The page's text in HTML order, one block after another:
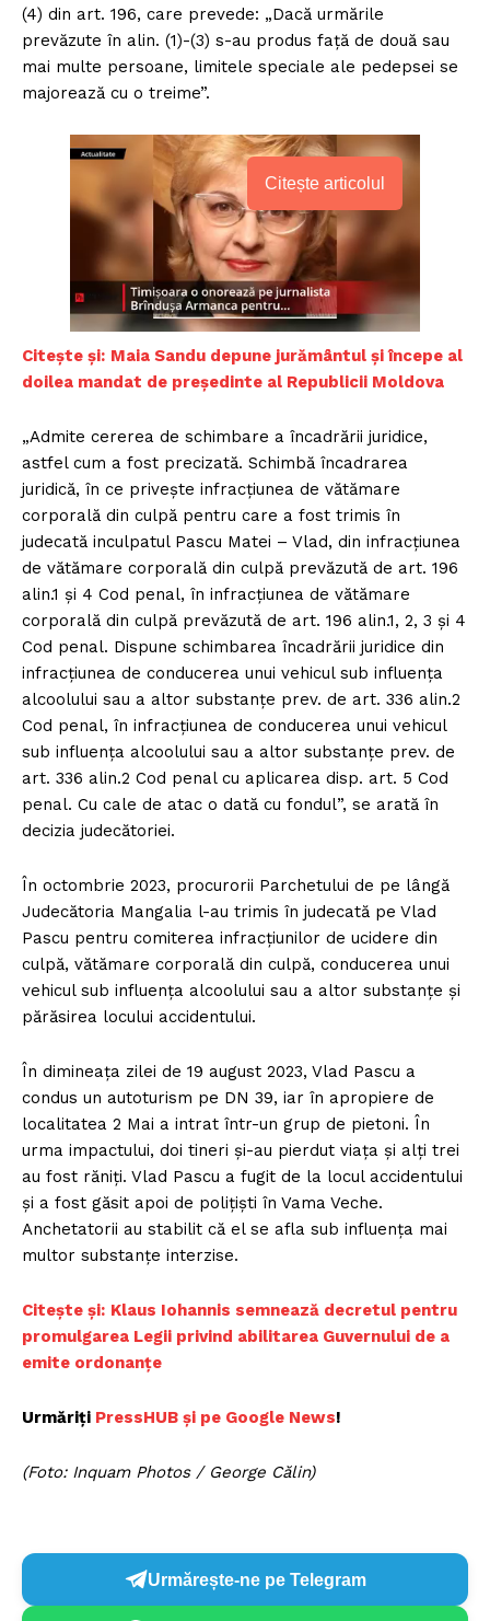
(4) din art. 196, care prevede: „Dacă urmările
prevăzute în alin. (1)-(3) s-au produs faţă de două sau
mai multe persoane, limitele speciale ale pedepsei se
majorează cu o treime”.
Citește articolul
Citește și: Maia Sandu depune jurământul și începe al
doilea mandat de președinte al Republicii Moldova
„Admite cererea de schimbare a încadrării juridice,
astfel cum a fost precizată. Schimbă încadrarea
juridică, în ce priveşte infracţiunea de vătămare
corporală din culpă pentru care a fost trimis în
judecată inculpatul Pascu Matei – Vlad, din infracţiunea
de vătămare corporală din culpă prevăzută de art. 196
alin.1 şi 4 Cod penal, în infracţiunea de vătămare
corporală din culpă prevăzută de art. 196 alin.1, 2, 3 şi 4
Cod penal. Dispune schimbarea încadrării juridice din
infracţiunea de conducerea unui vehicul sub influenţa
alcoolului sau a altor substanţe prev. de art. 336 alin.2
Cod penal, în infracţiunea de conducerea unui vehicul
sub influenţa alcoolului sau a altor substanţe prev. de
art. 336 alin.2 Cod penal cu aplicarea disp. art. 5 Cod
penal. Cu cale de atac o dată cu fondul”, se arată în
decizia judecătoriei.
În octombrie 2023, procurorii Parchetului de pe lângă
Judecătoria Mangalia l-au trimis în judecată pe Vlad
Pascu pentru comiterea infracţiunilor de ucidere din
culpă, vătămare corporală din culpă, conducerea unui
vehicul sub influenţa alcoolului sau a altor substanţe şi
părăsirea locului accidentului.
În dimineaţa zilei de 19 august 2023, Vlad Pascu a
condus un autoturism pe DN 39, iar în apropiere de
localitatea 2 Mai a intrat într-un grup de pietoni. În
urma impactului, doi tineri şi-au pierdut viaţa şi alţi trei
au fost răniţi. Vlad Pascu a fugit de la locul accidentului
şi a fost găsit apoi de poliţişti în Vama Veche.
Anchetatorii au stabilit că el se afla sub influenţa mai
multor substanţe interzise.
Citește și: Klaus Iohannis semnează decretul pentru
promulgarea Legii privind abilitarea Guvernului de a
emite ordonanţe
Urmăriți PressHUB și pe Google News!
(Foto: Inquam Photos / George Călin)
Urmărește-ne pe Telegram